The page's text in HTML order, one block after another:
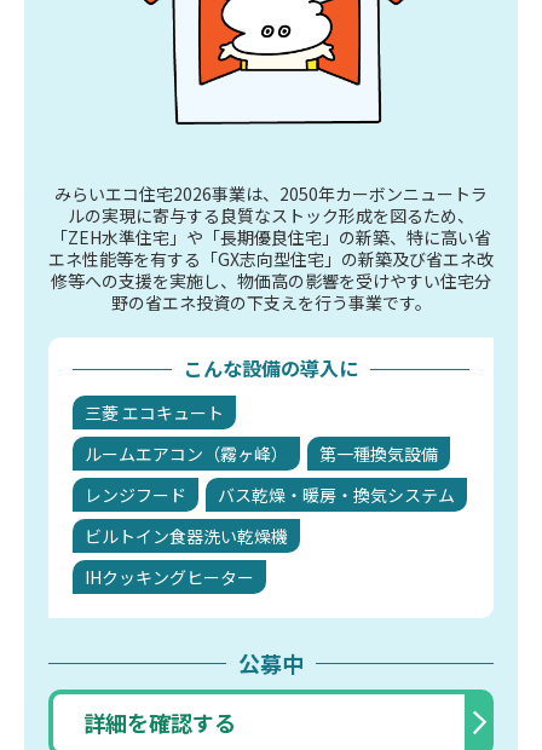
みらいエコ住宅2026事業は、2050年カーボンニュートラ
ルの実現に寄与する良質なストック形成を図るため、
「ZEH水準住宅」や「長期優良住宅」の新築、特に高い省
エネ性能等を有する「GX志向型住宅」の新築及び省エネ改
修等への支援を実施し、物価高の影響を受けやすい住宅分
野の省エネ投資の下支えを行う事業です。
こんな設備の導入に
三菱 エコキュート
ルームエアコン（霧ヶ峰）
第一種換気設備
レンジフード
バス乾燥・暖房・換気システム
ビルトイン食器洗い乾燥機
IHクッキングヒーター
公募中
詳細を確認する